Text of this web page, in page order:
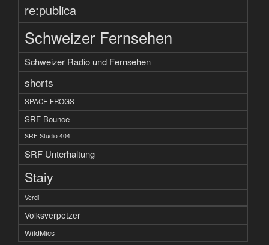
re:publica
Schweizer Fernsehen
Schweizer Radio und Fernsehen
shorts
SPACE FROGS
SRF Bounce
SRF Studio 404
SRF Unterhaltung
Staiy
Verdi
Volksverpetzer
WildMics